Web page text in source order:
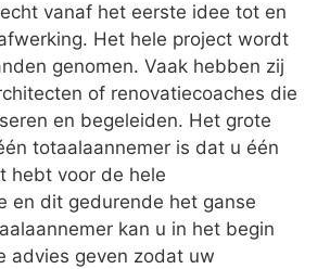
vanaf het eerste idee tot en
Het hele project wordt
genomen. Vaak hebben zij
of renovatiecoaches die
en begeleiden. Het grote
totaalaannemer is dat u één
hebt voor de hele
en dit gedurende het ganse
kan u in het begin
advies geven zodat uw